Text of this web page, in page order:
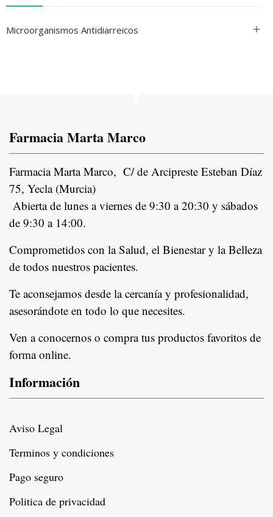
Microorganismos Antidiarreicos 
Farmacia Marta Marco
Farmacia Marta Marco, C/ de Arcipreste Esteban Díaz
75, Yecla (Murcia)
Abierta de lunes a viernes de 9:30 a 20:30 y sábados
de 9:30 a 14:00.
Comprometidos con la Salud, el Bienestar y la Belleza
de todos nuestros pacientes.
Te aconsejamos desde la cercanía y profesionalidad,
asesorándote en todo lo que necesites.
Ven a conocernos o compra tus productos favoritos de
forma online.
Información
Aviso Legal
Terminos y condiciones
Pago seguro
Politica de privacidad